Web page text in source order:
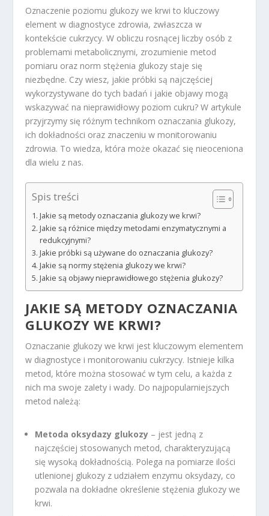
Oznaczenie poziomu glukozy we krwi to kluczowy
element w diagnostyce zdrowia, zwłaszcza w
kontekście cukrzycy. W obliczu rosnącej liczby osób z
problemami metabolicznymi, zrozumienie metod
pomiaru oraz norm stężenia glukozy staje się
niezbędne. Czy wiesz, jakie próbki są najczęściej
wykorzystywane do tych badań i jakie objawy mogą
wskazywać na nieprawidłowy poziom cukru? W artykule
przyjrzymy się różnym technikom oznaczania glukozy,
ich dokładności oraz znaczeniu w monitorowaniu
zdrowia. To wiedza, która może okazać się nieoceniona
dla wielu z nas.
Spis treści
Jakie są metody oznaczania glukozy we krwi?
Jakie są różnice między metodami enzymatycznymi a
redukcyjnymi?
Jakie próbki są używane do oznaczania glukozy?
Jakie są normy stężenia glukozy we krwi?
Jakie są objawy nieprawidłowego stężenia glukozy?
JAKIE SĄ METODY OZNACZANIA
GLUKOZY WE KRWI?
Oznaczanie glukozy we krwi jest kluczowym elementem
w diagnostyce i monitorowaniu cukrzycy. Istnieje kilka
metod, które można stosować w tym celu, a każda z
nich ma swoje zalety i wady. Do najpopularniejszych
metod należą:
Metoda oksydazy glukozy – jest jedną z
najczęściej stosowanych metod, charakteryzującą
się wysoką dokładnością. Polega na pomiarze ilości
utlenionej glukozy z udziałem enzymu oksydazy, co
pozwala na dokładne określenie stężenia glukozy we
krwi.